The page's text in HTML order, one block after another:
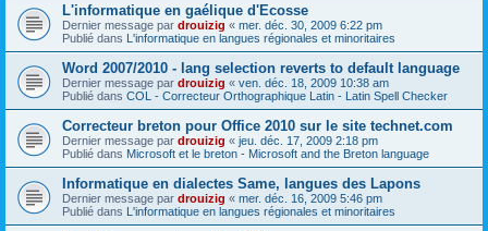
L'informatique en gaélique d'Ecosse
Dernier message par drouizig « mer. déc. 30, 2009 6:22 pm
Publié dans L'informatique en langues régionales et minoritaires
Word 2007/2010 - lang selection reverts to default language
Dernier message par drouizig « ven. déc. 18, 2009 10:38 am
Publié dans COL - Correcteur Orthographique Latin - Latin Spell Checker
Correcteur breton pour Office 2010 sur le site technet.com
Dernier message par drouizig « jeu. déc. 17, 2009 2:18 pm
Publié dans Microsoft et le breton - Microsoft and the Breton language
Informatique en dialectes Same, langues des Lapons
Dernier message par drouizig « mer. déc. 16, 2009 5:46 pm
Publié dans L'informatique en langues régionales et minoritaires